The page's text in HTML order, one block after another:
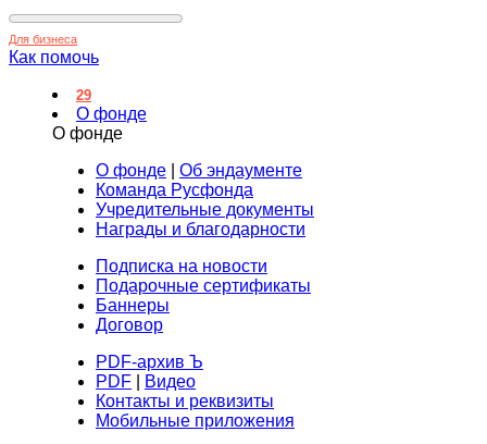
Для бизнеса
Как помочь
29
О фонде
О фонде
О фонде
Об эндаументе
Команда Русфонда
Учредительные документы
Награды и благодарности
Подписка на новости
Подарочные сертификаты
Баннеры
Договор
PDF-архив Ъ
PDF
Видео
Контакты и реквизиты
Мобильные приложения